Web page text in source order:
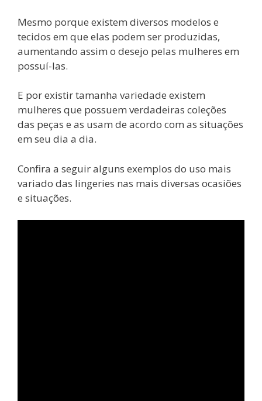
Mesmo porque existem diversos modelos e
tecidos em que elas podem ser produzidas,
aumentando assim o desejo pelas mulheres em
possuí-las.
E por existir tamanha variedade existem
mulheres que possuem verdadeiras coleções
das peças e as usam de acordo com as situações
em seu dia a dia.
Confira a seguir alguns exemplos do uso mais
variado das lingeries nas mais diversas ocasiões
e situações.